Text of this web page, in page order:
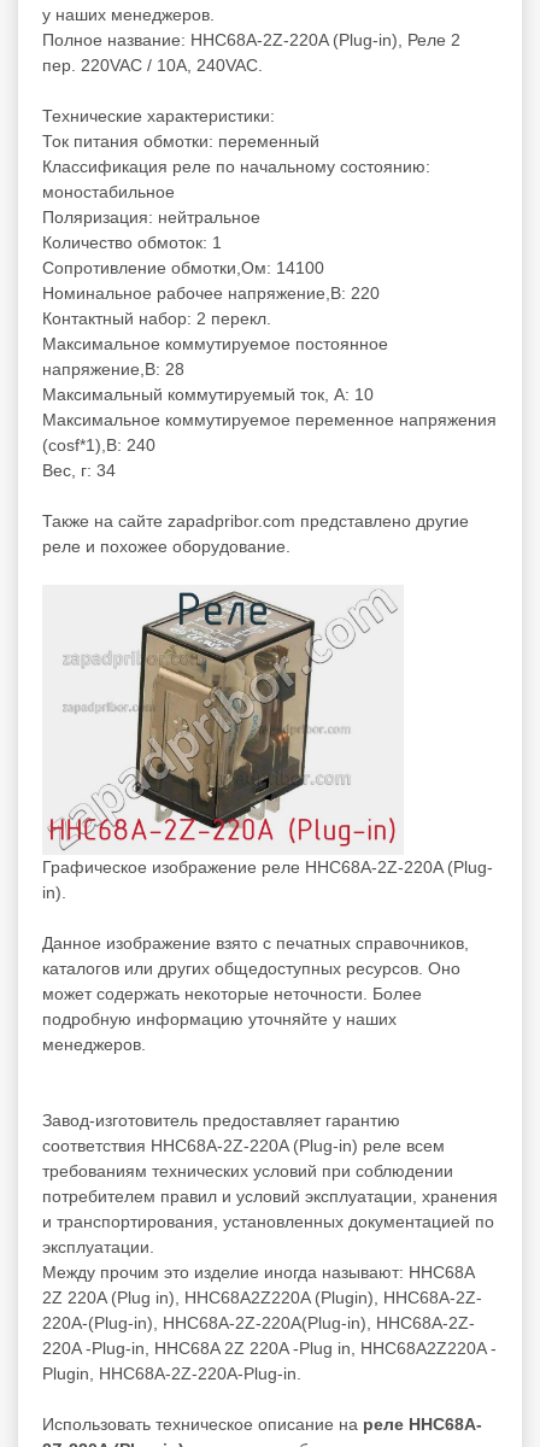
у наших менеджеров.
Полное название: HHC68A-2Z-220A (Plug-in), Реле 2
пер. 220VAC / 10A, 240VAC.
Технические характеристики:
Ток питания обмотки: переменный
Классификация реле по начальному состоянию:
моностабильное
Поляризация: нейтральное
Количество обмоток: 1
Сопротивление обмотки,Ом: 14100
Номинальное рабочее напряжение,В: 220
Контактный набор: 2 перекл.
Максимальное коммутируемое постоянное
напряжение,В: 28
Максимальный коммутируемый ток, А: 10
Максимальное коммутируемое переменное напряжения
(cosf*1),В: 240
Вес, г: 34
Также на сайте zapadpribor.com представлено другие
реле и похожее оборудование.
Графическое изображение реле HHC68A-2Z-220A (Plug-
in).
Данное изображение взято с печатных справочников,
каталогов или других общедоступных ресурсов. Оно
может содержать некоторые неточности. Более
подробную информацию уточняйте у наших
менеджеров.
Завод-изготовитель предоставляет гарантию
соответствия HHC68A-2Z-220A (Plug-in) реле всем
требованиям технических условий при соблюдении
потребителем правил и условий эксплуатации, хранения
и транспортирования, установленных документацией по
эксплуатации.
Между прочим это изделие иногда называют: HHC68A
2Z 220A (Plug in), HHC68A2Z220A (Plugin), HHC68A-2Z-
220A-(Plug-in), HHC68A-2Z-220A(Plug-in), HHC68A-2Z-
220A -Plug-in, HHC68A 2Z 220A -Plug in, HHC68A2Z220A -
Plugin, HHC68A-2Z-220A-Plug-in.
Использовать техническое описание на реле HHC68A-